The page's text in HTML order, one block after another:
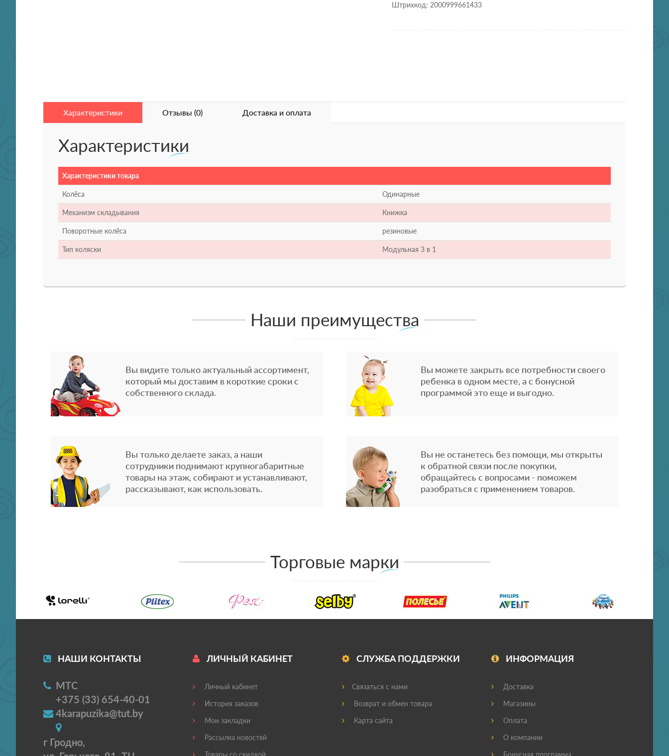
Штрихкод: 2000999661433
Характеристики Отзывы (0) Доставка и оплата
Характеристики
Характеристики товара
Колёса Одинарные
Механизм складывания Книжка
Поворотные колёса резиновые
Тип коляски Модульная 3 в 1
Наши преимущества
Вы видите только актуальный ассортимент,
который мы доставим в короткие сроки с
собственного склада.
Вы можете закрыть все потребности своего
ребенка в одном месте, а с бонусной
программой это еще и выгодно.
Вы только делаете заказ, а наши
сотрудники поднимают крупногабаритные
товары на этаж, собирают и устанавливают,
рассказывают, как использовать.
Вы не останетесь без помощи, мы открыты
к обратной связи после покупки,
обращайтесь с вопросами - поможем
разобраться с применением товаров.
Торговые марки
НАШИ КОНТАКТЫ
МТС
+375 (33) 654-40-01
4karapuzika@tut.by
г Гродно,
ЛИЧНЫЙ КАБИНЕТ
Личный кабинет
История заказов
Мои закладки
Рассылка новостей
СЛУЖБА ПОДДЕРЖКИ
Связаться с нами
Возврат и обмен товара
Карта сайта
ИНФОРМАЦИЯ
Доставка
Магазины
Оплата
О компании